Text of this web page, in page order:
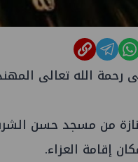
رحمة الله تعالى
من مسجد حسن
إقامة العزاء.